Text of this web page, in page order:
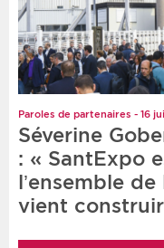
Paroles de partenaires - 16
Séverine
: « SantExpo
l’ensemble
vient